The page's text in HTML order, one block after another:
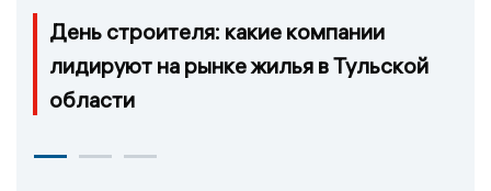
День строителя: какие компании
лидируют на рынке жилья в Тульской
области